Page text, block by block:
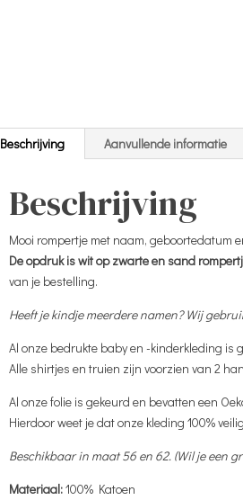
Beschrijving Aanvullende informatie
Beschrijving
Mooi rompertje met naam, geboortedatum
De opdruk is wit op zwarte en sand
van je bestelling.
Heeft je kindje meerdere namen? Wij
Al onze bedrukte baby en -kinderkleding is
Alle shirtjes en truien zijn voorzien van 2
Al onze folie is gekeurd en bevatten een
Hierdoor weet je dat onze kleding 100%
Beschikbaar in maat 56 en 62. (Wil je een
Materiaal:100% Katoen